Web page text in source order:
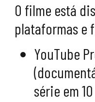
O filme está
plataformas e
YouTube
série em